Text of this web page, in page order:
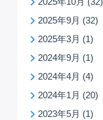
2025年9月 (32)
2025年3月 (1)
2024年9月 (1)
2024年4月 (4)
2024年1月 (20)
2023年5月 (1)